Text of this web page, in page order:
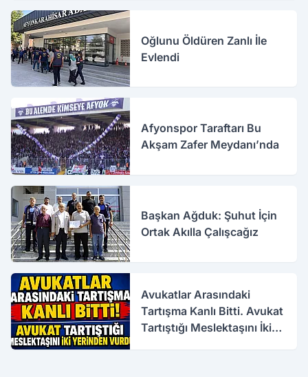
Oğlunu Öldüren Zanlı İle
Evlendi
Afyonspor Taraftarı Bu
Akşam Zafer Meydanı’nda
Başkan Ağduk: Şuhut İçin
Ortak Akılla Çalışcağız
Avukatlar Arasındaki
Tartışma Kanlı Bitti. Avukat
Tartıştığı Meslektaşını İki